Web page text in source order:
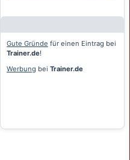
Gute Gründe für einen Eintrag bei
Trainer.de!
Werbung bei Trainer.de